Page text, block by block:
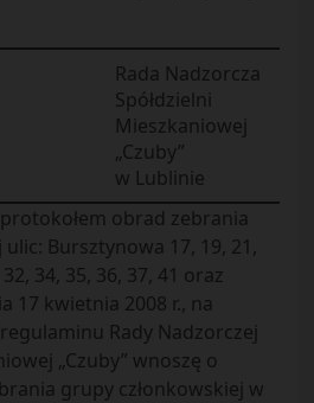
Rada Nadzorcza
Spółdzielni
Mieszkaniowej
„Czuby”
w Lublinie
obrad zebrania
Bursztynowa 17, 19, 21,
34, 35, 36, 37, 41 oraz
17 kwietnia 2008 r., na
Rady Nadzorczej
„Czuby” wnoszę o
grupy członkowskiej w